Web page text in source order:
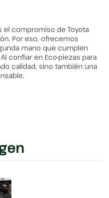
el compromiso de Toyota
Por eso, ofrecemos
mano que cumplen
confiar en Eco-piezas para
calidad, sino también una